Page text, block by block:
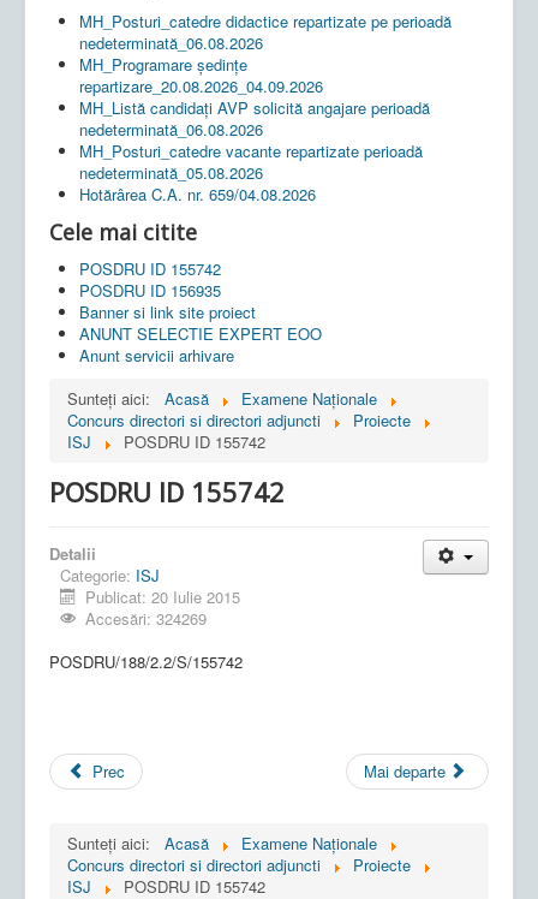
MH_Posturi_catedre didactice repartizate pe perioadă
nedeterminată_06.08.2026
MH_Programare ședințe
repartizare_20.08.2026_04.09.2026
MH_Listă candidați AVP solicită angajare perioadă
nedeterminată_06.08.2026
MH_Posturi_catedre vacante repartizate perioadă
nedeterminată_05.08.2026
Hotărârea C.A. nr. 659/04.08.2026
Cele mai citite
POSDRU ID 155742
POSDRU ID 156935
Banner si link site proiect
ANUNT SELECTIE EXPERT EOO
Anunt servicii arhivare
Sunteți aici:
Acasă
Examene Naționale
Concurs directori si directori adjuncti
Proiecte
ISJ
POSDRU ID 155742
POSDRU ID 155742
Detalii
Categorie: ISJ
Publicat: 20 Iulie 2015
Accesări: 324269
POSDRU/188/2.2/S/155742
Prec Mai departe
Sunteți aici: Acasă
Examene Naționale
Concurs directori si directori adjuncti
Proiecte
ISJ
POSDRU ID 155742